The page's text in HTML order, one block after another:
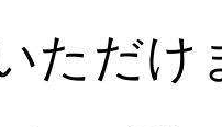
ただけ